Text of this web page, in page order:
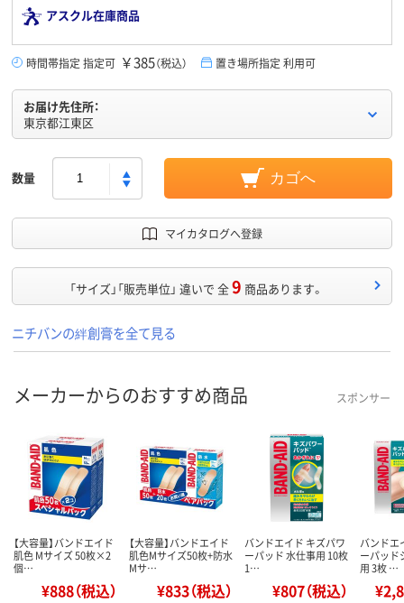
アスクル在庫商品
時間帯指定 指定可 ￥385（税込） 置き場所指定 利用可
お届け先住所：
東京都江東区
数量 カゴへ
マイカタログへ登録
「サイズ」「販売単位」 違いで 全9 商品あります。
ニチバンの絆創膏を全て見る
メーカーからのおすすめ商品 スポンサー
【大容量】バンドエイド
肌色 Mサイズ 50枚×2
個…
¥888（税込）
【大容量】バンドエイド
肌色Mサイズ50枚+防水
Mサ…
¥833（税込）
バンドエイド キズパワ
ーパッド 水仕事用 10枚
1…
¥807（税込）
バンドエ
ーパッド
用 3枚 …